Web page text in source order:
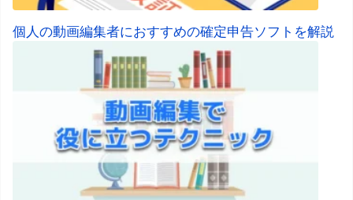
個人の動画編集者におすすめの確定申告ソフトを解説